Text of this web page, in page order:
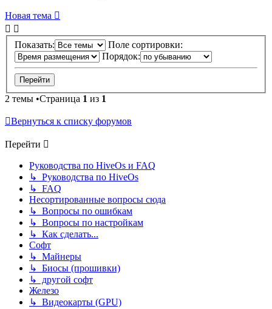
Новая тема
Показать:
Поле сортировки:
Порядок:
2 темы •Страница 1 из 1
Вернуться к списку форумов
Перейти
Руководства по HiveOs и FAQ
↳ Руководства по HiveOs
↳ FAQ
Несортированные вопросы сюда
↳ Вопросы по ошибкам
↳ Вопросы по настройкам
↳ Как сделать...
Софт
↳ Майнеры
↳ Биосы (прошивки)
↳ другой софт
Железо
↳ Видеокарты (GPU)